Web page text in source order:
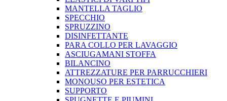
MANTELLA TAGLIO
SPECCHIO
SPRUZZINO
DISINFETTANTE
PARA COLLO PER LAVAGGIO
ASCIUGAMANI STOFFA
BILANCINO
ATTREZZATURE PER PARRUCCHIERI
MONOUSO PER ESTETICA
SUPPORTO